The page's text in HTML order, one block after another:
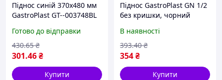
Піднос синій 370х480 мм
GastroPlast GT--003748BL
Готово до відправки
301.46₴
430.65 ₴
Купити
Піднос GastroPlast GN 1/2
без кришки, чорний
В наявності
354₴
393.40 ₴
Купити